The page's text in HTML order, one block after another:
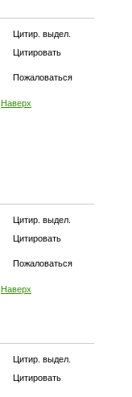
Цитир. выдел.
Цитировать
Пожаловаться
Наверх
Цитир. выдел.
Цитировать
Пожаловаться
Наверх
Цитир. выдел.
Цитировать